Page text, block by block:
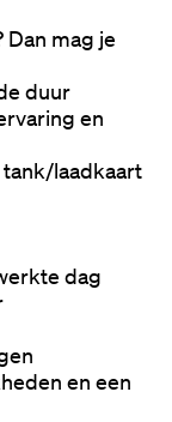
mag je
duur
en
laadkaart
dag
en een